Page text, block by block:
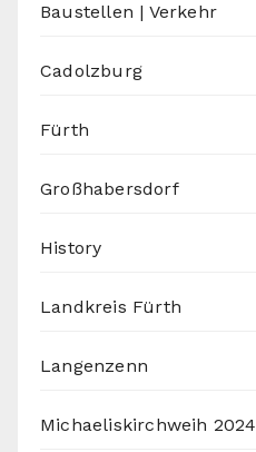
Baustellen | Verkehr
Cadolzburg
Fürth
Großhabersdorf
History
Landkreis Fürth
Langenzenn
Michaeliskirchweih 2024